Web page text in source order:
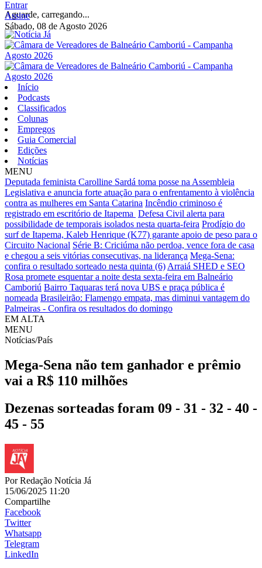
Aguarde, carregando...
Entrar
Assine
Sábado, 08 de Agosto 2026
Início
Podcasts
Classificados
Colunas
Empregos
Guia Comercial
Edições
Notícias
MENU
Deputada feminista Carolline Sardá toma posse na Assembleia
Legislativa e anuncia forte atuação para o enfrentamento à violência
contra as mulheres em Santa Catarina Incêndio criminoso é
registrado em escritório de Itapema Defesa Civil alerta para
possibilidade de temporais isolados nesta quarta-feira Prodígio do
surf de Itapema, Kaleb Henrique (K77) garante apoio de peso para o
Circuito Nacional Série B: Criciúma não perdoa, vence fora de casa
e chegou a seis vitórias consecutivas, na liderança Mega-Sena:
confira o resultado sorteado nesta quinta (6) Arraiá SHED e SEO
Rosa promete esquentar a noite desta sexta-feira em Balneário
Camboriú Bairro Taquaras terá nova UBS e praça pública é
nomeada Brasileirão: Flamengo empata, mas diminui vantagem do
Palmeiras - Confira os resultados do domingo
EM ALTA
MENU
Notícias/País
Mega-Sena não tem ganhador e prêmio
vai a R$ 110 milhões
Dezenas sorteadas foram 09 - 31 - 32 - 40 -
45 - 55
PorRedação Notícia Já
15/06/2025 11:20
Compartilhe
Facebook
Twitter
Whatsapp
Telegram
LinkedIn